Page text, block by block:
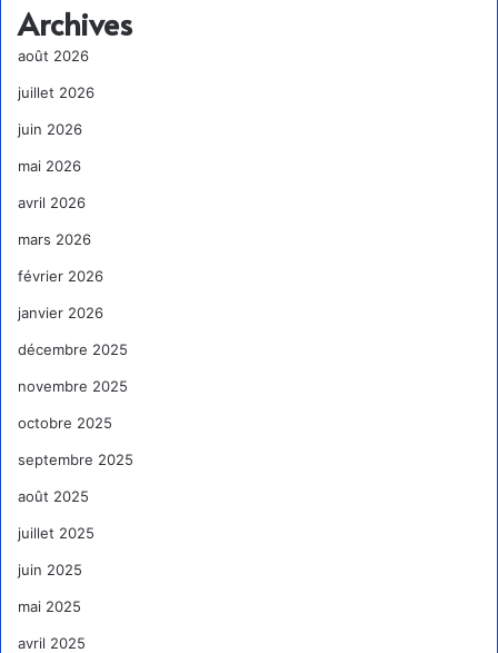
Archives
août 2026
juillet 2026
juin 2026
mai 2026
avril 2026
mars 2026
février 2026
janvier 2026
décembre 2025
novembre 2025
octobre 2025
septembre 2025
août 2025
juillet 2025
juin 2025
mai 2025
avril 2025